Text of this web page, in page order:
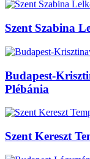
Szent Szabina
Budapest-
Plébánia
Szent Kereszt